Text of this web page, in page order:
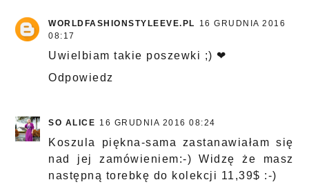
WORLDFASHIONSTYLEEVE.PL
16 GRUDNIA 2016
08:17
Uwielbiam takie poszewki ;) ❤
Odpowiedz
SO ALICE 16 GRUDNIA 2016 08:24
Koszula piękna-sama zastanawiałam się
nad jej zamówieniem:-) Widzę że masz
następną torebkę do kolekcji 11,39$ :-)